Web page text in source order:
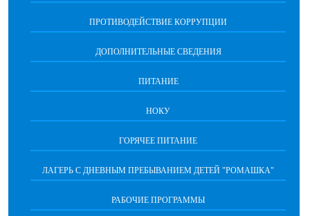
ПРОТИВОДЕЙСТВИЕ КОРРУПЦИИ
ДОПОЛНИТЕЛЬНЫЕ СВЕДЕНИЯ
ПИТАНИЕ
НОКУ
ГОРЯЧЕЕ ПИТАНИЕ
ЛАГЕРЬ С ДНЕВНЫМ ПРЕБЫВАНИЕМ ДЕТЕЙ "РОМАШКА"
РАБОЧИЕ ПРОГРАММЫ